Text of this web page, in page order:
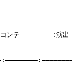
ンテ        :演